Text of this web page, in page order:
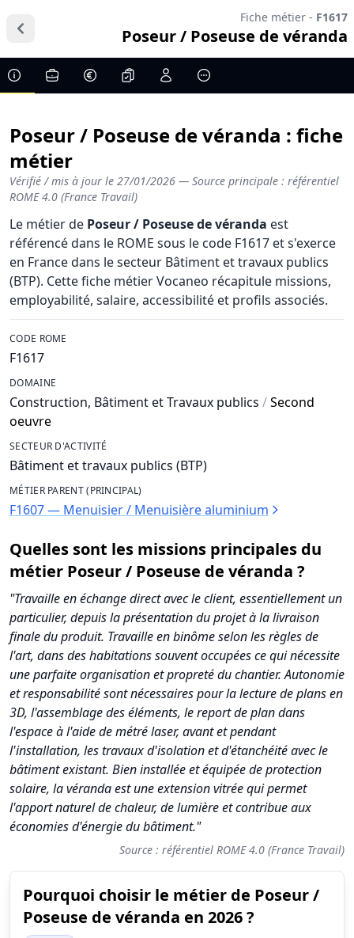
Fiche métier - F1617
Poseur / Poseuse de véranda
Poseur / Poseuse de véranda : fiche
métier
Vérifié / mis à jour le 27/01/2026 — Source principale : référentiel
ROME 4.0 (France Travail)
Le métier de Poseur / Poseuse de véranda est
référencé dans le ROME sous le code F1617 et s'exerce
en France dans le secteur Bâtiment et travaux publics
(BTP). Cette fiche métier Vocaneo récapitule missions,
employabilité, salaire, accessibilité et profils associés.
CODE ROME
F1617
DOMAINE
Construction, Bâtiment et Travaux publics /Second
oeuvre
SECTEUR D'ACTIVITÉ
Bâtiment et travaux publics (BTP)
MÉTIER PARENT (PRINCIPAL)
F1607 — Menuisier / Menuisière aluminium
Quelles sont les missions principales du
métier Poseur / Poseuse de véranda ?
"Travaille en échange direct avec le client, essentiellement un
particulier, depuis la présentation du projet à la livraison
finale du produit. Travaille en binôme selon les règles de
l'art, dans des habitations souvent occupées ce qui nécessite
une parfaite organisation et propreté du chantier. Autonomie
et responsabilité sont nécessaires pour la lecture de plans en
3D, l'assemblage des éléments, le report de plan dans
l'espace à l'aide de métré laser, avant et pendant
l'installation, les travaux d'isolation et d'étanchéité avec le
bâtiment existant. Bien installée et équipée de protection
solaire, la véranda est une extension vitrée qui permet
l'apport naturel de chaleur, de lumière et contribue aux
économies d'énergie du bâtiment."
Source : référentiel ROME 4.0 (France Travail)
Pourquoi choisir le métier de Poseur /
Poseuse de véranda en 2026 ?
Synthèse des scores du métier Poseur / Poseuse de véranda
Indicateur
Score (sur 10)